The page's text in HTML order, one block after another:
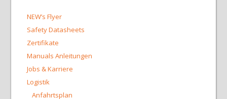
NEW’s Flyer
Safety Datasheets
Zertifikate
Manuals Anleitungen
Jobs & Karriere
Logistik
Anfahrtsplan